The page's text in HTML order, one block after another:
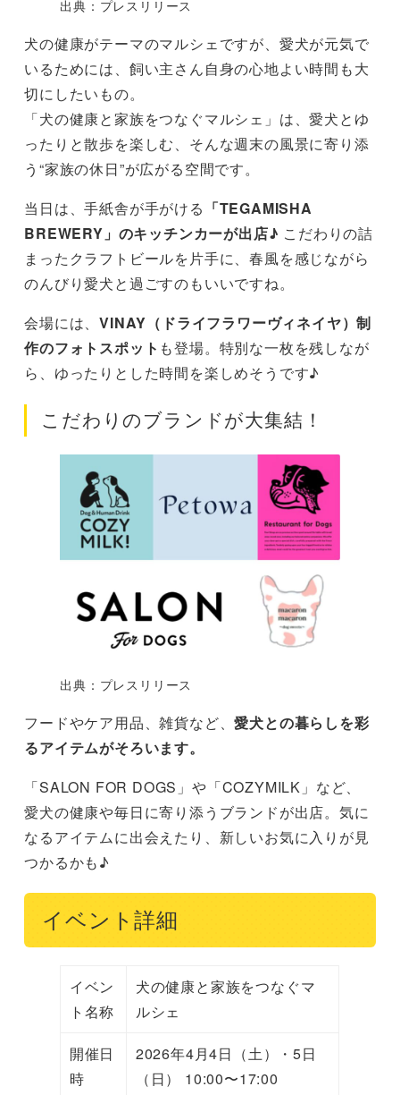
出典：プレスリリース
犬の健康がテーマのマルシェですが、愛犬が元気で
いるためには、飼い主さん自身の心地よい時間も大
切にしたいもの。
「犬の健康と家族をつなぐマルシェ」は、愛犬とゆ
ったりと散歩を楽しむ、そんな週末の風景に寄り添
う“家族の休日”が広がる空間です。
当日は、手紙舎が手がける 「TEGAMISHA
BREWERY」のキッチンカーが出店♪ こだわりの詰
まったクラフトビールを片手に、春風を感じながら
のんびり愛犬と過ごすのもいいですね。
会場には、VINAY（ドライフラワーヴィネイヤ）制
作のフォトスポット も登場。特別な一枚を残しなが
ら、ゆったりとした時間を楽しめそうです♪
こだわりのブランドが大集結！
出典：プレスリリース
フードやケア用品、雑貨など、愛犬との暮らしを彩
るアイテムがそろいます。
「SALON FOR DOGS」や「COZYMILK」など、
愛犬の健康や毎日に寄り添うブランドが出店。気に
なるアイテムに出会えたり、新しいお気に入りが見
つかるかも♪
イベント詳細
イベン
ト名称
犬の健康と家族をつなぐマ
ルシェ
開催日
時
2026年4月4日（土）・5日
（日） 10:00〜17:00